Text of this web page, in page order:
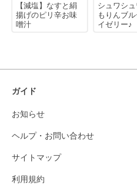
【減塩】なすと絹
揚げのピリ辛お味
噌汁
シュワシ
もりんブ
イゼリー♪
ガイド
お知らせ
ヘルプ・お問い合わせ
サイトマップ
利用規約